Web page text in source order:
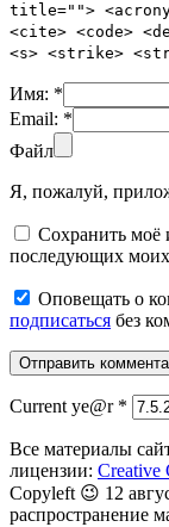
title="">
<cite> <code>
<s> <strike>
Имя: *
Email: *
Файл
Я, пожалуй,
Сохранить моё
последующих
Оповещать о
подписаться без
Current ye@r *
Все материалы
лицензии: Creative
Copyleft 😉 12
распространение